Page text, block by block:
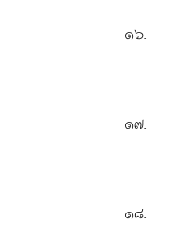
๑๖.
๑๗.
๑๘.